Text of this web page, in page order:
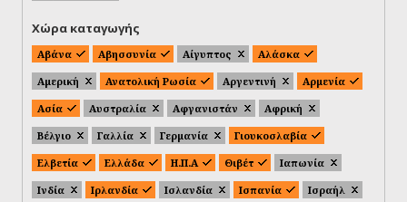
Χώρα καταγωγής
Αβάνα Αβησσυνία Αίγυπτος
Αλάσκα
Αμερική
Ανατολική Ρωσία Αργεντινή
Αρμενία
Ασία
Αυστραλία Αφγανιστάν
Αφρική
Βέλγιο
Γαλλία Γερμανία
Γιουκοσλαβία
Ελβετία
Ελλάδα Η.Π.Α Θιβέτ
Ιαπωνία
Ινδία
Ιρλανδία Ισλανδία Ισπανία
Ισραήλ